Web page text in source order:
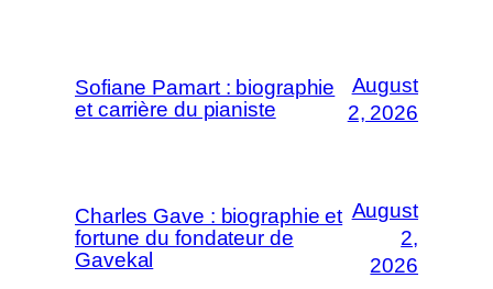
Sofiane Pamart : biographie
et carrière du pianiste
August
2, 2026
Charles Gave : biographie et
fortune du fondateur de
Gavekal
August
2,
2026